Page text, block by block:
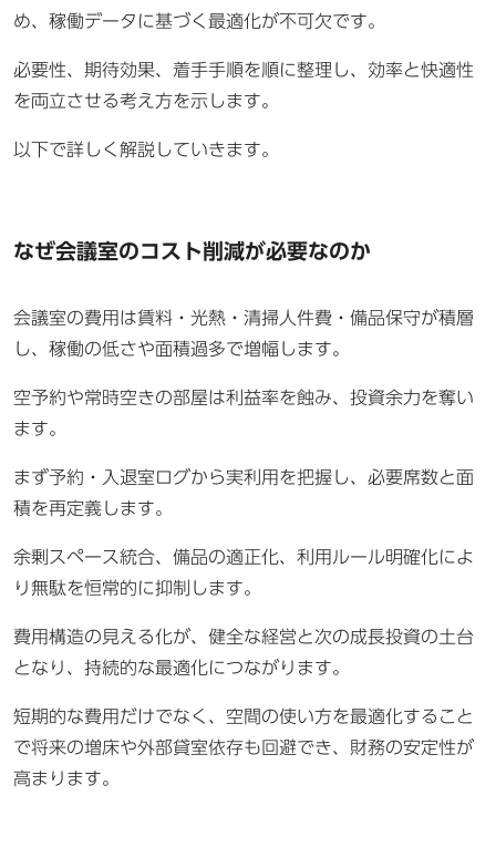
め、稼働データに基づく最適化が不可欠です。
必要性、期待効果、着手手順を順に整理し、効率と快適性
を両立させる考え方を示します。
以下で詳しく解説していきます。
なぜ会議室のコスト削減が必要なのか
会議室の費用は賃料・光熱・清掃人件費・備品保守が積層
し、稼働の低さや面積過多で増幅します。
空予約や常時空きの部屋は利益率を蝕み、投資余力を奪い
ます。
まず予約・入退室ログから実利用を把握し、必要席数と面
積を再定義します。
余剰スペース統合、備品の適正化、利用ルール明確化によ
り無駄を恒常的に抑制します。
費用構造の見える化が、健全な経営と次の成長投資の土台
となり、持続的な最適化につながります。
短期的な費用だけでなく、空間の使い方を最適化すること
で将来の増床や外部貸室依存も回避でき、財務の安定性が
高まります。